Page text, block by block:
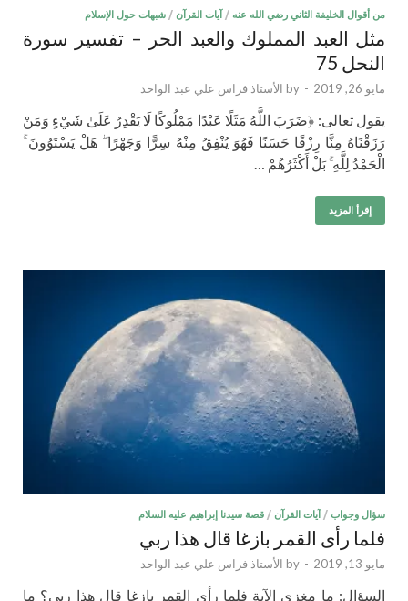
من أقوال الخليفة الثاني رضي الله عنه / آيات القرآن / شبهات حول الإسلام
مثل العبد المملوك والعبد الحر – تفسير سورة
النحل 75
مايو 26, 2019 -
by الأستاذ فراس علي عبد الواحد
يقول تعالى: ﴿ضَرَبَ اللَّهُ مَثَلًا عَبْدًا مَمْلُوكًا لَا يَقْدِرُ عَلَىٰ شَيْءٍ وَمَنْ
رَزَقْنَاهُ مِنَّا رِزْقًا حَسَنًا فَهُوَ يُنْفِقُ مِنْهُ سِرًّا وَجَهْرًا ۖ هَلْ يَسْتَوُونَ ۚ
الْحَمْدُ لِلَّهِ ۚ بَلْ أَكْثَرُهُمْ …
إقرأ المزيد
سؤال وجواب / آيات القرآن / قصة سيدنا إبراهيم عليه السلام
فلما رأى القمر بازغا قال هذا ربي
مايو 13, 2019 -
by الأستاذ فراس علي عبد الواحد
السؤال: ما مغزى الآية فلما رأى القمر بازغا قال هذا ربي؟ ما